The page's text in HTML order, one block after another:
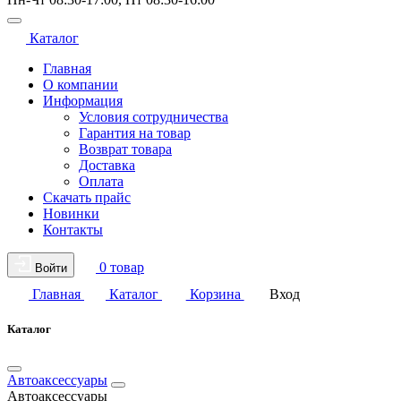
Каталог
Главная
О компании
Информация
Условия сотрудничества
Гарантия на товар
Возврат товара
Доставка
Оплата
Скачать прайс
Новинки
Контакты
Войти
0 товар
Главная
Каталог Корзина Вход
Каталог
Автоаксессуары
Автоаксессуары